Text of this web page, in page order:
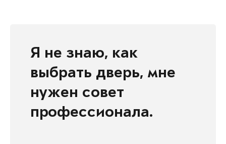
Я не знаю, как
выбрать дверь, мне
нужен совет
профессионала.